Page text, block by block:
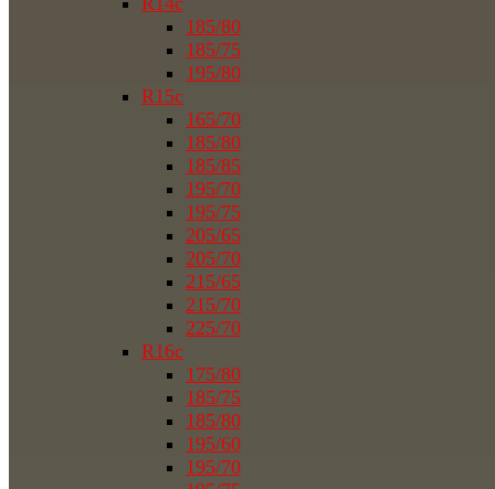
185/80
185/75
195/80
R15c
165/70
185/80
185/85
195/70
195/75
205/65
205/70
215/65
215/70
225/70
R16c
175/80
185/75
185/80
195/60
195/70